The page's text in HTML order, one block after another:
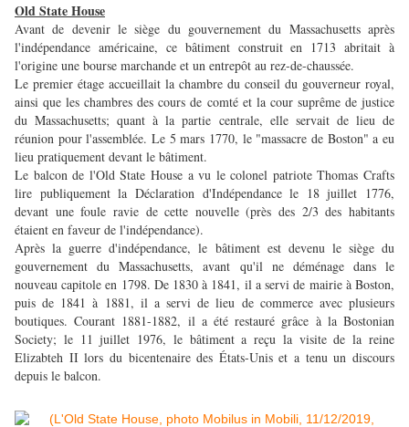
Old State House
Avant de devenir le siège du gouvernement du Massachusetts après
l'indépendance américaine, ce bâtiment construit en 1713 abritait à
l'origine une bourse marchande et un entrepôt au rez-de-chaussée.
Le premier étage accueillait la chambre du conseil du gouverneur royal,
ainsi que les chambres des cours de comté et la cour suprême de justice
du Massachusetts; quant à la partie centrale, elle servait de lieu de
réunion pour l'assemblée. Le 5 mars 1770, le "massacre de Boston" a eu
lieu pratiquement devant le bâtiment.
Le balcon de l'Old State House a vu le colonel patriote Thomas Crafts
lire publiquement la Déclaration d'Indépendance le 18 juillet 1776,
devant une foule ravie de cette nouvelle (près des 2/3 des habitants
étaient en faveur de l'indépendance).
Après la guerre d'indépendance, le bâtiment est devenu le siège du
gouvernement du Massachusetts, avant qu'il ne déménage dans le
nouveau capitole en 1798. De 1830 à 1841, il a servi de mairie à Boston,
puis de 1841 à 1881, il a servi de lieu de commerce avec plusieurs
boutiques. Courant 1881-1882, il a été restauré grâce à la Bostonian
Society; le 11 juillet 1976, le bâtiment a reçu la visite de la reine
Elizabteh II lors du bicentenaire des États-Unis et a tenu un discours
depuis le balcon.